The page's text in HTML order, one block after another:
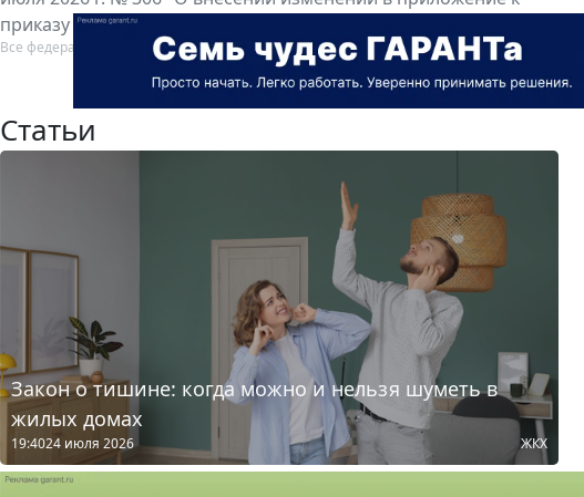
приказу Министерства транспорта Российской...
Все федеральные документы
Статьи
Закон о тишине: когда можно и нельзя шуметь в
жилых домах
19:4024 июля 2026 ЖКХ